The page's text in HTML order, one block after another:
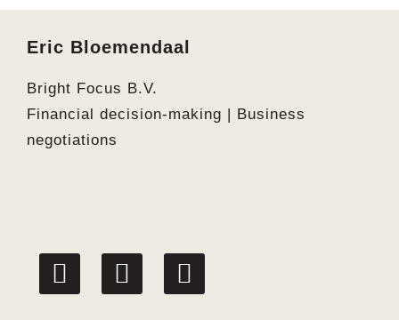
Footer
Eric Bloemendaal
Bright Focus B.V.
Financial decision-making | Business
negotiations
linkedin facebook twitter